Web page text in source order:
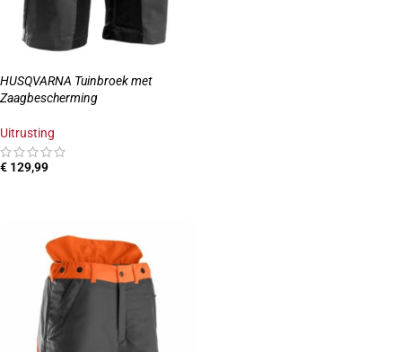
HUSQVARNA Tuinbroek met
Zaagbescherming
Uitrusting
€ 129,99